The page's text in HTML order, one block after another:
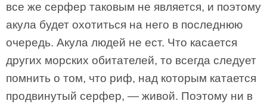
все же серфер таковым не является, и поэтому
акула будет охотиться на него в последнюю
очередь. Акула людей не ест. Что касается
других морских обитателей, то всегда следует
помнить о том, что риф, над которым катается
продвинутый серфер, — живой. Поэтому ни в